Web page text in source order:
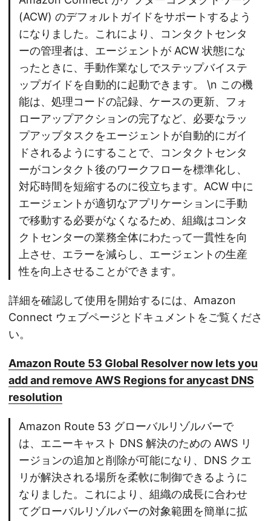
(ACW) のデフォルトガイドをサポートするよう
になりました。これにより、コンタクトセンタ
ーの管理者は、エージェントが ACW 状態にな
ったときに、手動作業なしでステップバイステ
ップガイドを自動的に起動できます。 \n この機
能は、処理コードの記録、ケースの更新、フォ
ローアップアクションの完了など、必要なラッ
プアップタスクをエージェントが自動的にガイ
ドされるようにすることで、コンタクトセンタ
ーがコンタクト後のワークフローを標準化し、
対応時間を短縮するのに役立ちます。ACW 中に
エージェントが適切なアプリケーションに手動
で移動する必要がなくなるため、組織はコンタ
クトセンターの業務全体にわたって一貫性を向
上させ、エラーを減らし、エージェントの生産
性を向上させることができます。
詳細を確認して使用を開始するには、Amazon
Connect ウェブページとドキュメントをご覧くださ
い。
Amazon Route 53 Global Resolver now lets you
add and remove AWS Regions for anycast DNS
resolution
Amazon Route 53 グローバルリゾルバーで
は、エニーキャスト DNS 解決のための AWS リ
ージョンの追加と削除が可能になり、DNS クエ
リが解決される場所を柔軟に制御できるように
なりました。これにより、組織の成長に合わせ
てグローバルリゾルバーの対象範囲を簡単に拡